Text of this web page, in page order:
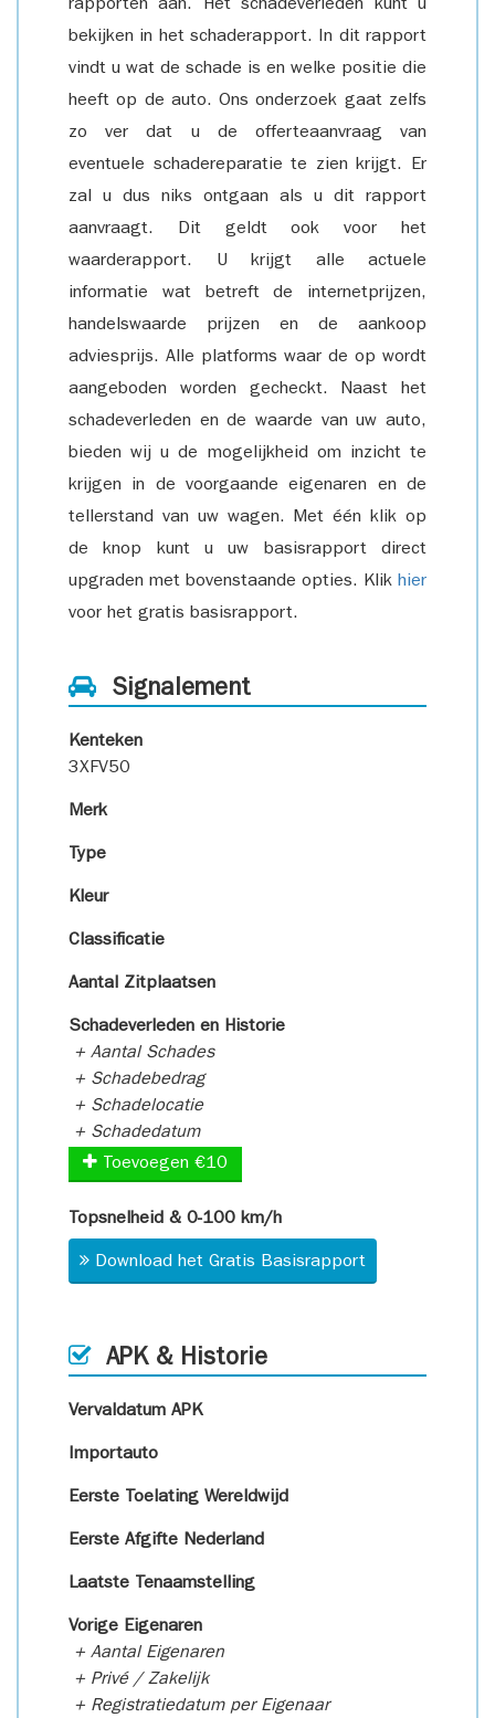
rapporten aan. Het schadeverleden kunt u
bekijken in het schaderapport. In dit rapport
vindt u wat de schade is en welke positie die
heeft op de auto. Ons onderzoek gaat zelfs
zo ver dat u de offerteaanvraag van
eventuele schadereparatie te zien krijgt. Er
zal u dus niks ontgaan als u dit rapport
aanvraagt. Dit geldt ook voor het
waarderapport. U krijgt alle actuele
informatie wat betreft de internetprijzen,
handelswaarde prijzen en de aankoop
adviesprijs. Alle platforms waar de op wordt
aangeboden worden gecheckt. Naast het
schadeverleden en de waarde van uw auto,
bieden wij u de mogelijkheid om inzicht te
krijgen in de voorgaande eigenaren en de
tellerstand van uw wagen. Met één klik op
de knop kunt u uw basisrapport direct
upgraden met bovenstaande opties. Klik hier
voor het gratis basisrapport.
Signalement
Kenteken
3XFV50
Merk
Type
Kleur
Classificatie
Aantal Zitplaatsen
Schadeverleden en Historie
+ Aantal Schades
+ Schadebedrag
+ Schadelocatie
+ Schadedatum
Toevoegen €10
Topsnelheid & 0-100 km/h
Download het Gratis Basisrapport
APK & Historie
Vervaldatum APK
Importauto
Eerste Toelating Wereldwijd
Eerste Afgifte Nederland
Laatste Tenaamstelling
Vorige Eigenaren
+ Aantal Eigenaren
+ Privé / Zakelijk
+ Registratiedatum per Eigenaar